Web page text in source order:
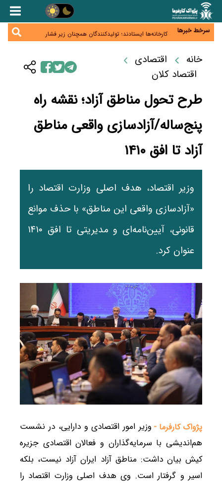
سرخط خبرها
صادرات محصولات آب‌بر در اوج خشکسالی؛ تراز تجاری
موبایل گران می‌شود؟ هزینه واردات ۱۰ برابر شد، ثبت
کارخانه‌ها ایستادند؛ تولیدکنندگان همچنان زیر فشار
خسارت و تأمین مواد اولیه
«عددسازی» بازار ملک را ملتهب می‌کند؟
مسیر تأمین مواد اولیه صنایع تسهیل شد؛ ۳۴۱۴ کد
تعرفه مشمول سهمیه جدید
خانه
اقتصادی
اقتصاد کلان
طرح تحول مناطق آزاد؛ نقشه راه
پنج‌ساله/آزادسازی واقعی مناطق
آزاد تا افق ۱۴۱۰
وزیر اقتصاد، هدف اصلی وزارت اقتصاد را
«آزادسازی واقعی این مناطق» با حذف موانع
قانونی، آیین‌نامه‌ای و مدیریتی تا افق ۱۴۱۰
عنوان کرد.
پژواک کارفرما - وزیر امور اقتصادی و دارایی، در نشست
هم‌اندیشی با سرمایه‌گذاران و فعالان اقتصادی جزیره
کیش بیان داشت: مناطق آزاد ایران آزاد نیست، بلکه
اسیر و گرفتار است. وی هدف اصلی وزارت اقتصاد را